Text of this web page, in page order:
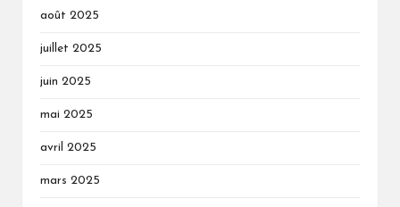
août 2025
juillet 2025
juin 2025
mai 2025
avril 2025
mars 2025